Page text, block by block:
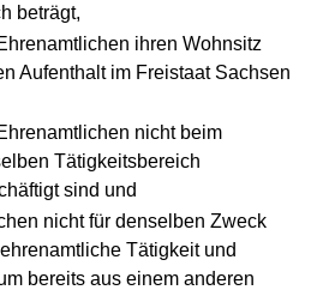
beträgt,
ihren Wohnsitz
Aufenthalt im Freistaat Sachsen
nicht beim
Tätigkeitsbereich
sind und
nicht für denselben Zweck
Tätigkeit und
bereits aus einem anderen